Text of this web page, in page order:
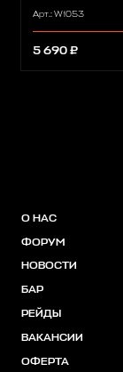
Арт.: W1053
5 690 ₽
О НАС
ФОРУМ
НОВОСТИ
БАР
РЕЙДЫ
ВАКАНСИИ
ОФЕРТА